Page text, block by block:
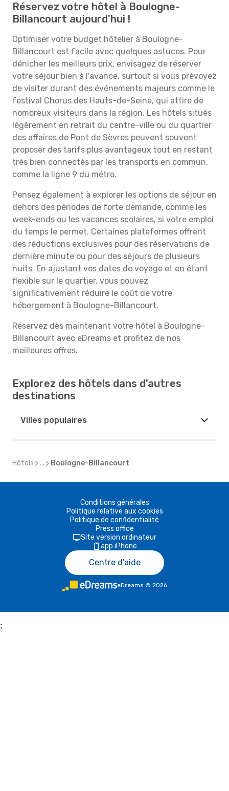
Réservez votre hôtel à Boulogne-
Billancourt aujourd'hui !
Optimiser votre budget hôtelier à Boulogne-
Billancourt est facile avec quelques astuces. Pour
dénicher les meilleurs prix, envisagez de réserver
votre séjour bien à l'avance, surtout si vous prévoyez
de visiter durant des événements majeurs comme le
festival Chorus des Hauts-de-Seine, qui attire de
nombreux visiteurs dans la région. Les hôtels situés
légèrement en retrait du centre-ville ou du quartier
des affaires de Pont de Sèvres peuvent souvent
proposer des tarifs plus avantageux tout en restant
très bien connectés par les transports en commun,
comme la ligne 9 du métro.
Pensez également à explorer les options de séjour en
dehors des périodes de forte demande, comme les
week-ends ou les vacances scolaires, si votre emploi
du temps le permet. Certaines plateformes offrent
des réductions exclusives pour des réservations de
dernière minute ou pour des séjours de plusieurs
nuits. En ajustant vos dates de voyage et en étant
flexible sur le quartier, vous pouvez
significativement réduire le coût de votre
hébergement à Boulogne-Billancourt.
Réservez dès maintenant votre hôtel à Boulogne-
Billancourt avec eDreams et profitez de nos
meilleures offres.
Explorez des hôtels dans d'autres
destinations
Villes populaires
Hôtels ... Boulogne-Billancourt
Conditions générales
Politique relative aux cookies
Politique de confidentialité
Press office
Site version ordinateur
app iPhone
Centre d'aide
eDreams © 2026
;